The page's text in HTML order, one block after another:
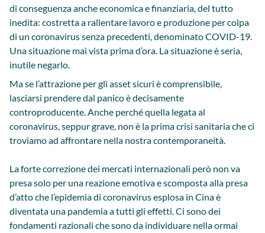
di conseguenza anche economica e finanziaria, del tutto
inedita: costretta a rallentare lavoro e produzione per colpa
di un coronavirus senza precedenti, denominato COVID-19.
Una situazione mai vista prima d’ora. La situazione è seria,
inutile negarlo.
Ma se l’attrazione per gli asset sicuri è comprensibile,
lasciarsi prendere dal panico è decisamente
controproducente. Anche perché quella legata al
coronavirus, seppur grave, non è la prima crisi sanitaria che ci
troviamo ad affrontare nella nostra contemporaneità.
La forte correzione dei mercati internazionali però non va
presa solo per una reazione emotiva e scomposta alla presa
d’atto che l’epidemia di coronavirus esplosa in Cina è
diventata una pandemia a tutti gli effetti. Ci sono dei
fondamenti razionali che sono da individuare nella ormai